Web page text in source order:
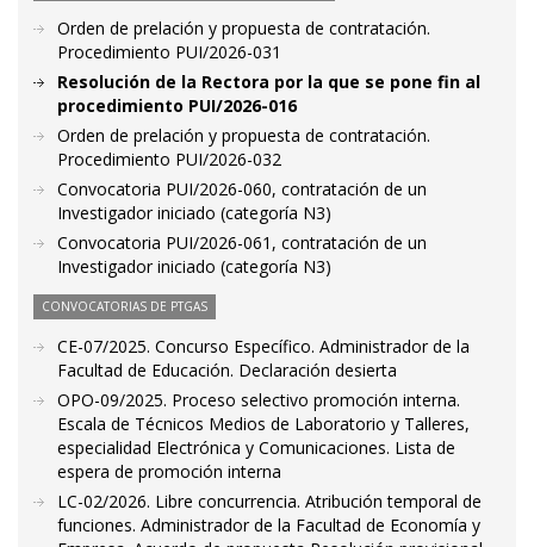
Orden de prelación y propuesta de contratación.
Procedimiento PUI/2026-031
Resolución de la Rectora por la que se pone fin al
procedimiento PUI/2026-016
Orden de prelación y propuesta de contratación.
Procedimiento PUI/2026-032
Convocatoria PUI/2026-060, contratación de un
Investigador iniciado (categoría N3)
Convocatoria PUI/2026-061, contratación de un
Investigador iniciado (categoría N3)
CONVOCATORIAS DE PTGAS
CE-07/2025. Concurso Específico. Administrador de la
Facultad de Educación. Declaración desierta
OPO-09/2025. Proceso selectivo promoción interna.
Escala de Técnicos Medios de Laboratorio y Talleres,
especialidad Electrónica y Comunicaciones. Lista de
espera de promoción interna
LC-02/2026. Libre concurrencia. Atribución temporal de
funciones. Administrador de la Facultad de Economía y